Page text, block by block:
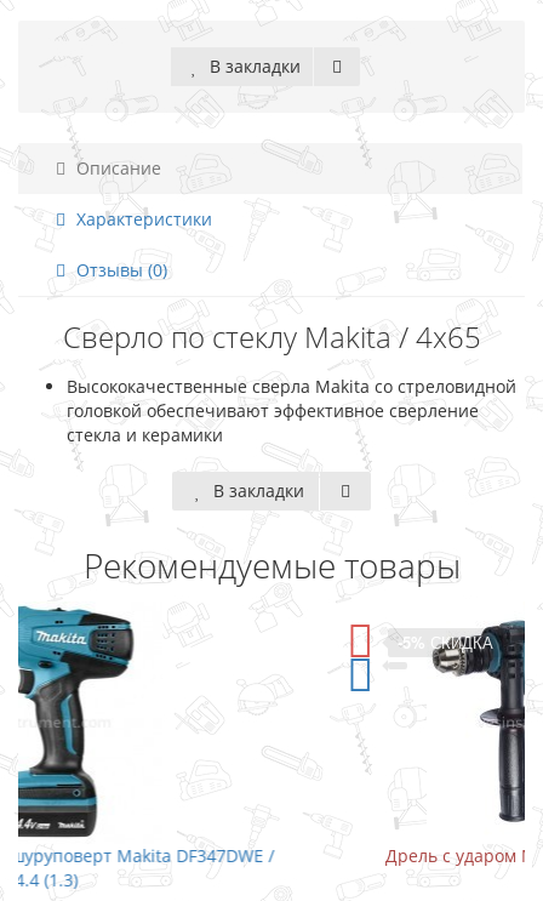
В закладки
Описание
Характеристики
Отзывы (0)
Сверло по стеклу Makita / 4х65
Высококачественные сверла Makita со стреловидной
головкой обеспечивают эффективное сверление
стекла и керамики
В закладки
Рекомендуемые товары
/
-5% СКИДКА
Дрель с ударом Makita HP1640 / 680 Вт